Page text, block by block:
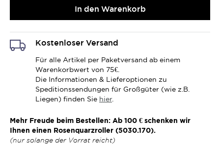
In den Warenkorb
Kostenloser Versand
Für alle Artikel per Paketversand ab einem
Warenkorbwert von 75€.
Die Informationen & Lieferoptionen zu
Speditionssendungen für Großgüter (wie z.B.
Liegen) finden Sie hier.
Mehr Freude beim Bestellen: Ab 100 € schenken wir
Ihnen einen Rosenquarzroller (5030.170).
(nur solange der Vorrat reicht)